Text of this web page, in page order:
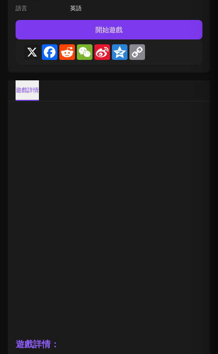
語言
英語
開始遊戲
X Facebook
RedditWeChat
Sina
Weibo
Qzone
遊戲詳情
遊戲詳情：